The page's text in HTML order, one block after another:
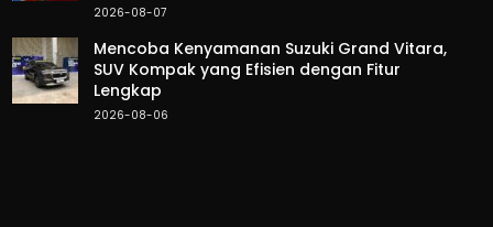
2026-08-07
Mencoba Kenyamanan Suzuki Grand Vitara,
SUV Kompak yang Efisien dengan Fitur
Lengkap
2026-08-06